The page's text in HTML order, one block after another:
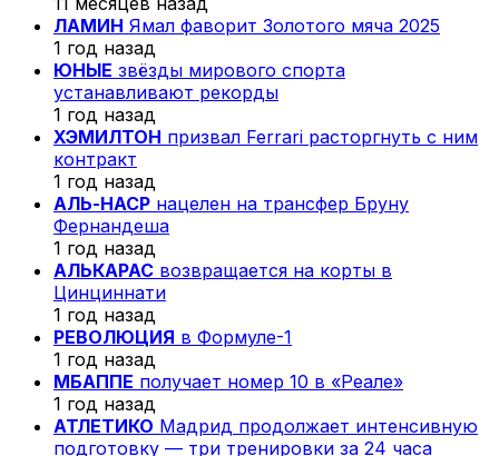
ЛАМИН Ямал фаворит Золотого мяча 2025
1 год назад
ЮНЫЕ звёзды мирового спорта
устанавливают рекорды
1 год назад
ХЭМИЛТОН призвал Ferrari расторгнуть с ним
контракт
1 год назад
АЛЬ-НАСР нацелен на трансфер Бруну
Фернандеша
1 год назад
АЛЬКАРАС возвращается на корты в
Цинциннати
1 год назад
РЕВОЛЮЦИЯ в Формуле-1
1 год назад
МБАППЕ получает номер 10 в «Реале»
1 год назад
АТЛЕТИКО Мадрид продолжает интенсивную
подготовку — три тренировки за 24 часа